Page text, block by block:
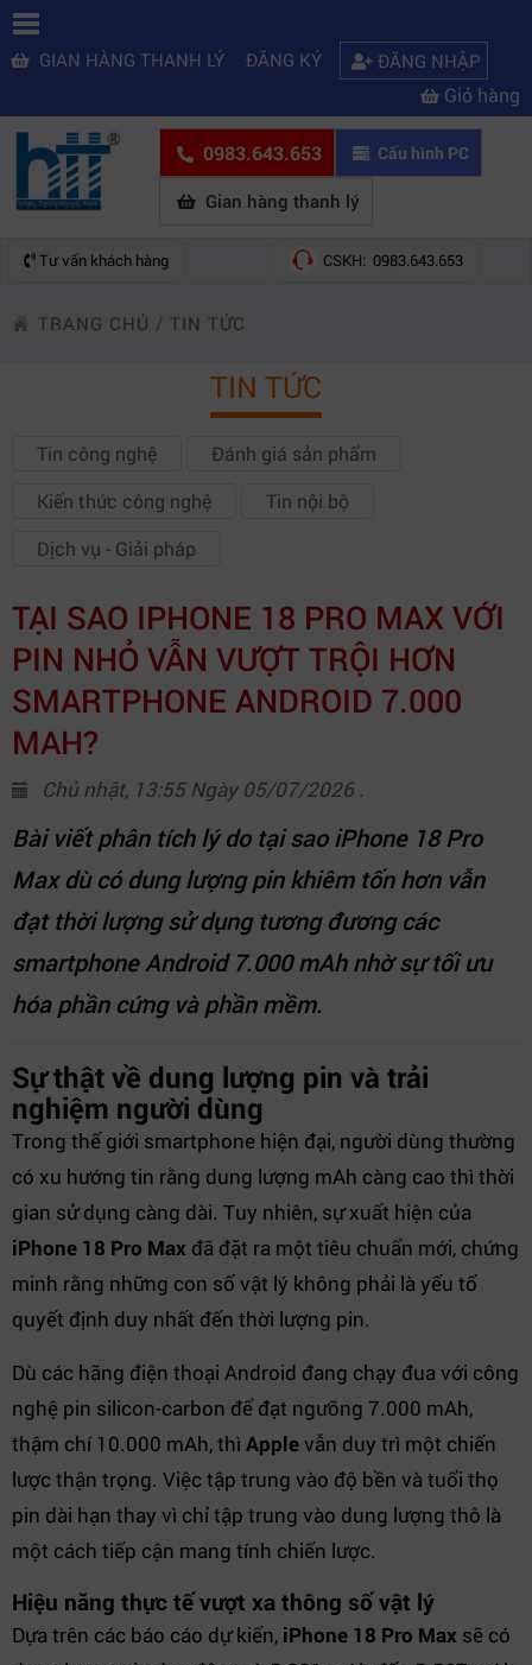
GIAN HÀNG THANH LÝ ĐĂNG KÝ ĐĂNG NHẬP
Giỏ hàng
0983.643.653 Cấu hình PC
Gian hàng thanh lý
Tư vấn khách hàng CSKH: 0983.643.653
TRANG CHỦ / TIN TỨC
TIN TỨC
Tin công nghệ
Đánh giá sản phẩm
Kiến thức công nghệ
Tin nội bộ
Dịch vụ - Giải pháp
TẠI SAO IPHONE 18 PRO MAX VỚI
PIN NHỎ VẪN VƯỢT TRỘI HƠN
SMARTPHONE ANDROID 7.000
MAH?
Chủ nhật, 13:55 Ngày 05/07/2026 .
Bài viết phân tích lý do tại sao iPhone 18 Pro
Max dù có dung lượng pin khiêm tốn hơn vẫn
đạt thời lượng sử dụng tương đương các
smartphone Android 7.000 mAh nhờ sự tối ưu
hóa phần cứng và phần mềm.
Sự thật về dung lượng pin và trải
nghiệm người dùng
Trong thế giới smartphone hiện đại, người dùng thường
có xu hướng tin rằng dung lượng mAh càng cao thì thời
gian sử dụng càng dài. Tuy nhiên, sự xuất hiện của
iPhone 18 Pro Max đã đặt ra một tiêu chuẩn mới, chứng
minh rằng những con số vật lý không phải là yếu tố
quyết định duy nhất đến thời lượng pin.
Dù các hãng điện thoại Android đang chạy đua với công
nghệ pin silicon-carbon để đạt ngưỡng 7.000 mAh,
thậm chí 10.000 mAh, thì Applevẫn duy trì một chiến
lược thận trọng. Việc tập trung vào độ bền và tuổi thọ
pin dài hạn thay vì chỉ tập trung vào dung lượng thô là
một cách tiếp cận mang tính chiến lược.
Hiệu năng thực tế vượt xa thông số vật lý
Dựa trên các báo cáo dự kiến, iPhone 18 Pro Max sẽ có